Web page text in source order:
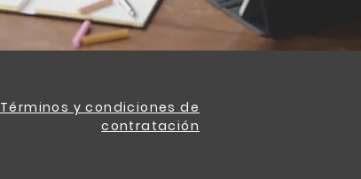
Términos y condiciones de
contratación